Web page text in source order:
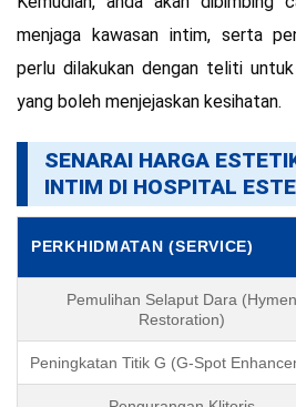
menjaga kawasan intim, serta
perlu dilakukan dengan teliti
yang boleh menjejaskan kesihatan.
SENARAI HARGA
INTIM DI HOSPITAL
PERKHIDMATAN (SERVICE)
Pemulihan Selaput Dara (Hymen
Restoration)
Peningkatan Titik G (G-Spot